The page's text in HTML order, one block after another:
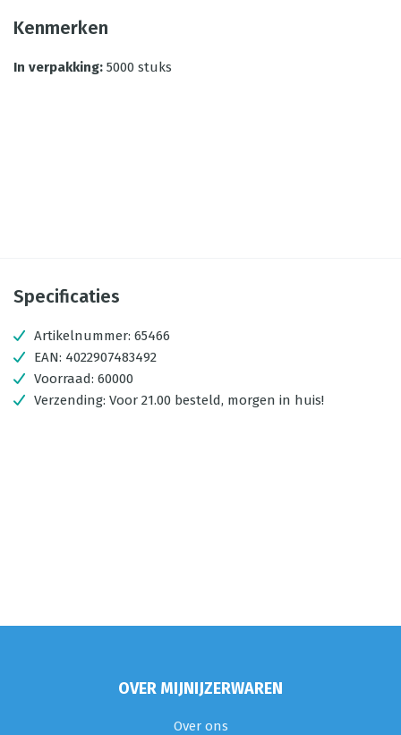
Kenmerken
In verpakking: 5000 stuks
Specificaties
Artikelnummer: 65466
EAN: 4022907483492
Voorraad: 60000
Verzending: Voor 21.00 besteld, morgen in huis!
OVER MIJNIJZERWAREN
Over ons